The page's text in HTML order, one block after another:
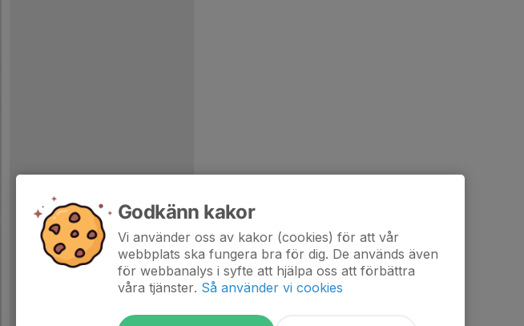
Godkänn kakor
Vi använder oss av kakor (cookies) för att vår
webbplats ska fungera bra för dig. De används även
för webbanalys i syfte att hjälpa oss att förbättra
våra tjänster. Så använder vi cookies